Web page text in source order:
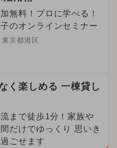
無料！プロに学べる！
のオンラインセミナー
東京都港区
く楽しめる 一棟貸し
まで徒歩1分！家族や
だけでゆっくり 思いき
ごせます